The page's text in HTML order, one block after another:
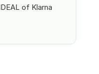
of Klarna